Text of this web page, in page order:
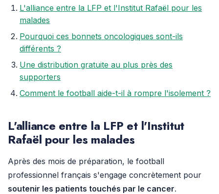
L'alliance entre la LFP et l'Institut Rafaël pour les
malades
Pourquoi ces bonnets oncologiques sont-ils
différents ?
Une distribution gratuite au plus près des
supporters
Comment le football aide-t-il à rompre l'isolement ?
L'alliance entre la LFP et l'Institut
Rafaël pour les malades
Après des mois de préparation, le football
professionnel français s'engage concrètement pour
soutenir les patients touchés par le cancer.